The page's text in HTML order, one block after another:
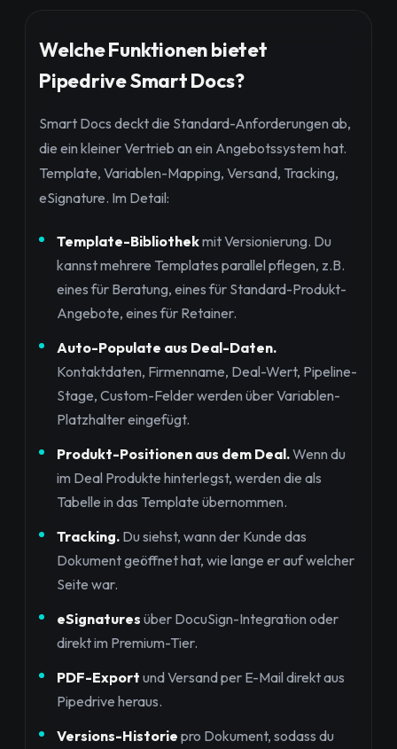
Welche Funktionen bietet
Pipedrive Smart Docs?
Smart Docs deckt die Standard-Anforderungen ab,
die ein kleiner Vertrieb an ein Angebotssystem hat.
Template, Variablen-Mapping, Versand, Tracking,
eSignature. Im Detail:
Template-Bibliothekmit Versionierung. Du
kannst mehrere Templates parallel pflegen, z.B.
eines für Beratung, eines für Standard-Produkt-
Angebote, eines für Retainer.
Auto-Populate aus Deal-Daten.
Kontaktdaten, Firmenname, Deal-Wert, Pipeline-
Stage, Custom-Felder werden über Variablen-
Platzhalter eingefügt.
Produkt-Positionen aus dem Deal.Wenn du
im Deal Produkte hinterlegst, werden die als
Tabelle in das Template übernommen.
Tracking. Du siehst, wann der Kunde das
Dokument geöffnet hat, wie lange er auf welcher
Seite war.
eSignatures über DocuSign-Integration oder
direkt im Premium-Tier.
PDF-Export und Versand per E-Mail direkt aus
Pipedrive heraus.
Versions-Historie pro Dokument, sodass du